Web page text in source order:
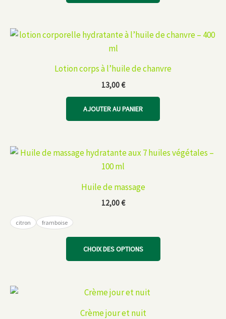
Lotion corps à l’huile de chanvre
13,00€
AJOUTER AU PANIER
Huile de massage
12,00€
citron framboise
CHOIX DES OPTIONS
Ce
Crème jour et nuit